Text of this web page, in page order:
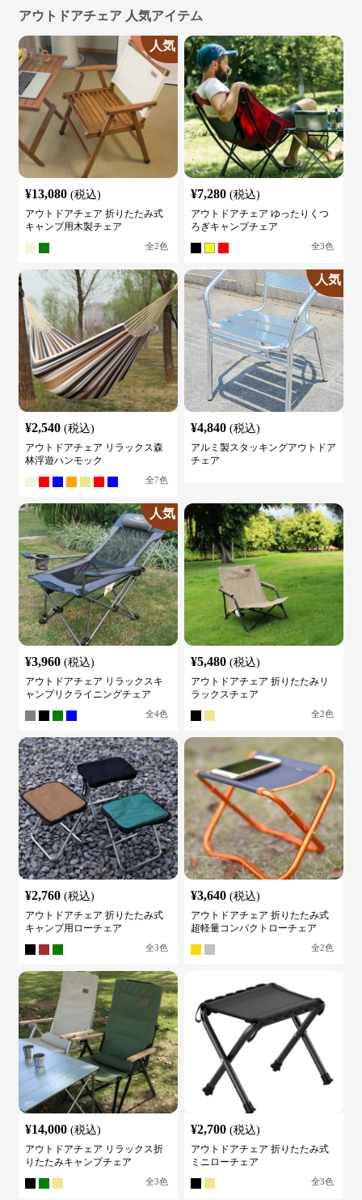
アウトドアチェア 人気アイテム
人気
¥13,080 (税込)
アウトドアチェア 折りたたみ式
キャンプ用木製チェア
全2色
¥7,280 (税込)
アウトドアチェア ゆったりくつ
ろぎキャンプチェア
全3色
¥2,540 (税込)
アウトドアチェア リラックス森
林浮遊ハンモック
全7色
人気
¥4,840 (税込)
アルミ製スタッキングアウトドア
チェア
人気
¥3,960 (税込)
アウトドアチェア リラックスキ
ャンプリクライニングチェア
全4色
¥5,480 (税込)
アウトドアチェア 折りたたみリ
ラックスチェア
全2色
¥2,760 (税込)
アウトドアチェア 折りたたみ式
キャンプ用ローチェア
全3色
¥3,640 (税込)
アウトドアチェア 折りたたみ式
超軽量コンパクトローチェア
全2色
¥14,000 (税込)
アウトドアチェア リラックス折
りたたみキャンプチェア
全3色
¥2,700 (税込)
アウトドアチェア 折りたたみ式
ミニローチェア
全3色